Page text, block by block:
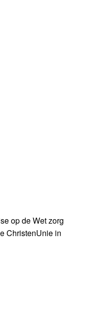
Bepalend Orgaan
op de Wet zorg
ChristenUnie in